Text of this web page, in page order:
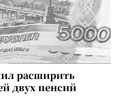
расширить
двух пенсий